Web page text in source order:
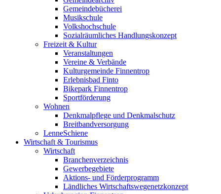
Gemeindebücherei
Musikschule
Volkshochschule
Sozialräumliches Handlungskonzept
Freizeit & Kultur
Veranstaltungen
Vereine & Verbände
Kulturgemeinde Finnentrop
Erlebnisbad Finto
Bikepark Finnentrop
Sportförderung
Wohnen
Denkmalpflege und Denkmalschutz
Breitbandversorgung
LenneSchiene
Wirtschaft & Tourismus
Wirtschaft
Branchenverzeichnis
Gewerbegebiete
Aktions- und Förderprogramm
Ländliches Wirtschaftswegenetzkonzept